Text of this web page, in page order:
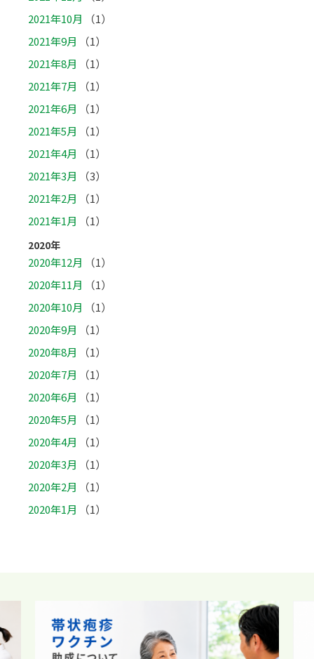
2021年10月
（1）
2021年9月
（1）
2021年8月
（1）
2021年7月
（1）
2021年6月
（1）
2021年5月
（1）
2021年4月
（1）
2021年3月
（3）
2021年2月
（1）
2021年1月
（1）
2020年
2020年12月
（1）
2020年11月
（1）
2020年10月
（1）
2020年9月
（1）
2020年8月
（1）
2020年7月
（1）
2020年6月
（1）
2020年5月
（1）
2020年4月
（1）
2020年3月
（1）
2020年2月
（1）
2020年1月
（1）